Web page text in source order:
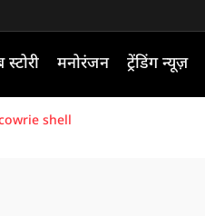
स्टोरी मनोरंजन ट्रेंडिंग न्यूज़
shell